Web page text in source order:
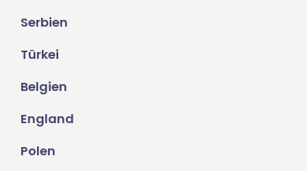
Serbien
Türkei
Belgien
England
Polen